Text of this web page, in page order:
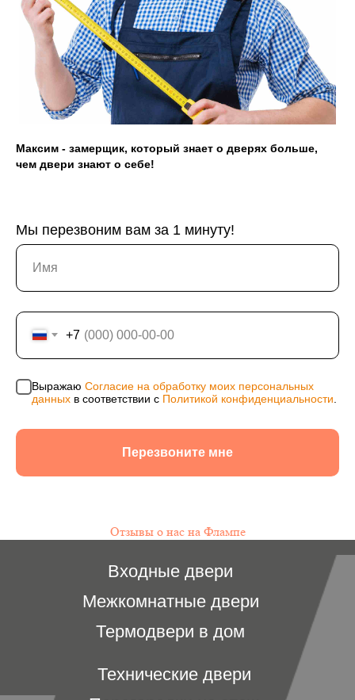
Максим - замерщик, который знает о дверях больше,
чем двери знают о себе!
Мы перезвоним вам за 1 минуту!
+7
Выражаю Согласие на обработку моих персональных
данных в соответствии с Политикой конфиденциальности
Перезвоните мне
Отзывы о нас на Флампе
Согласие на обработку персональных данных
+7 (913) 031 41 21
info@prom124.ru
г. Красноярск
ул. Мартынова, 30
Информация на сайте не является публичной
компании. Изображения товаров на фотографиях,
материалов данного сайта без разрешения
правообладателя запрещено.